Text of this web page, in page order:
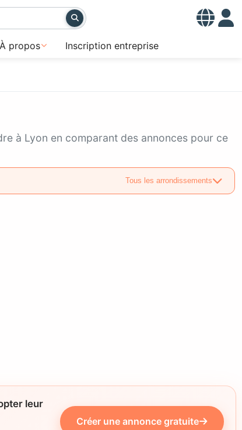
À propos Inscription entreprise
à Lyon en comparant des annonces pour ce
Tous les arrondissements
leur
Créer une annonce gratuite